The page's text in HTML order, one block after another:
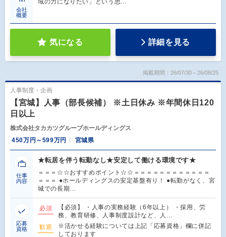
会社
概要
域の力になりたい」という思…
気になる 詳細を見る
掲載期間：26/07/30～26/08/25
人事制度・企画
【宮城】人事（部長候補） ※土日休み ※年間休日120
日以上
株式会社タカカツグループホールディングス
450万円～599万円
宮城県
仕事
内容
★転居を伴う転勤なし★安定して働ける環境です★
＝＝＝☆☆おすすめポイント☆☆＝＝＝＝＝＝＝＝＝＝＝＝
＝＝＝ ●ホールディングスの安定基盤有り！ ●転勤がなく、宮
城での長期…
応募
資格
必須
【必須】 ・人事の実務経験（6年以上） ・採用、労
務、教育研修、人事制度設計など、人…
歓迎
※活かせる経験については上記「応募資格」欄に併記
しております